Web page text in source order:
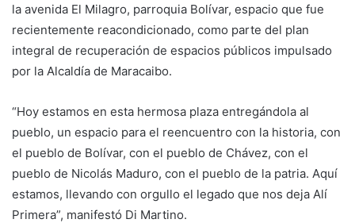
la avenida El Milagro, parroquia Bolívar, espacio que fue
recientemente reacondicionado, como parte del plan
integral de recuperación de espacios públicos impulsado
por la Alcaldía de Maracaibo.
“Hoy estamos en esta hermosa plaza entregándola al
pueblo, un espacio para el reencuentro con la historia, con
el pueblo de Bolívar, con el pueblo de Chávez, con el
pueblo de Nicolás Maduro, con el pueblo de la patria. Aquí
estamos, llevando con orgullo el legado que nos deja Alí
Primera”, manifestó Di Martino.